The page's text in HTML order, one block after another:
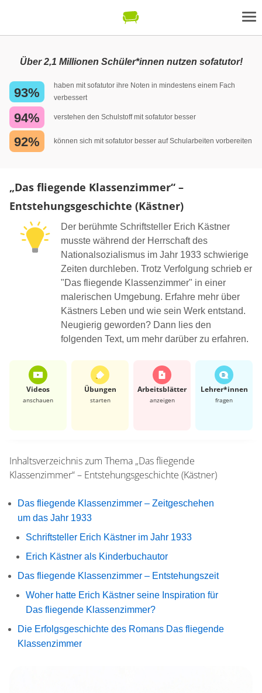
Über 2,1 Millionen Schüler*innen nutzen sofatutor!
93%
haben mit sofatutor ihre Noten in mindestens einem Fach
verbessert
94% verstehen den Schulstoff mit sofatutor besser
92% können sich mit sofatutor besser auf Schularbeiten vorbereiten
„Das fliegende Klassenzimmer“ –
Entstehungsgeschichte (Kästner)
Der berühmte Schriftsteller Erich Kästner
musste während der Herrschaft des
Nationalsozialismus im Jahr 1933 schwierige
Zeiten durchleben. Trotz Verfolgung schrieb er
"Das fliegende Klassenzimmer" in einer
malerischen Umgebung. Erfahre mehr über
Kästners Leben und wie sein Werk entstand.
Neugierig geworden? Dann lies den
folgenden Text, um mehr darüber zu erfahren.
Videos
anschauen
Übungen
starten
Arbeits­blätter
anzeigen
Lehrer*​innen
fragen
Inhaltsverzeichnis zum Thema „Das fliegende
Klassenzimmer“ – Entstehungsgeschichte (Kästner)
Das fliegende Klassenzimmer – Zeitgeschehen
um das Jahr 1933
Schriftsteller Erich Kästner im Jahr 1933
Erich Kästner als Kinderbuchautor
Das fliegende Klassenzimmer – Entstehungszeit
Woher hatte Erich Kästner seine Inspiration für
Das fliegende Klassenzimmer?
Die Erfolgsgeschichte des Romans Das fliegende
Klassenzimmer